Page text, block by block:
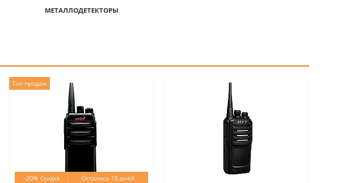
МЕТАЛЛОДЕТЕКТОРЫ
Топ продаж
–20% Осталось 10 дней